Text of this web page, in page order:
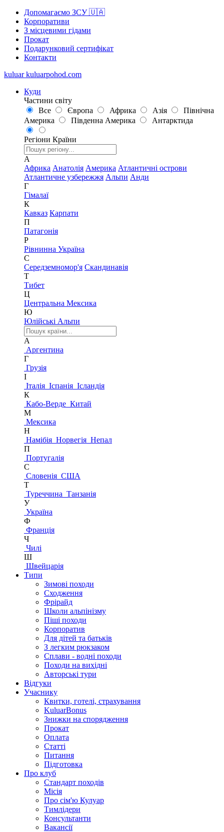
Допомагаємо ЗСУ 🇺🇦
Корпоративи
З місцевими гідами
Прокат
Подарунковий сертифікат
Контакти
kuluar kuluarpohod.com
Куди
Частини світу
Все
Європа Африка Азія
Північна
Америка
Південна Америка Антарктида
Регіони Країни
А
Африка Анатолія Америка Атлантичні острови
Атлантичне узбережжя Альпи Анди
Г
Гімалаї
К
Кавказ Карпати
П
Патагонія
Р
Рівнинна Україна
С
Середземномор'я Скандинавія
Т
Тибет
Ц
Центральна Мексика
Ю
Юлійські Альпи
А
Аргентина
Г
Грузія
І
Італія Іспанія Ісландія
К
Кабо-Верде Китай
М
Мексика
Н
Намібія Норвегія Непал
П
Португалія
С
Словенія США
Т
Туреччина Танзанія
У
Україна
Ф
Франція
Ч
Чилі
Ш
Швейцарія
Типи
Зимові походи
Сходження
Фрірайд
Школи альпінізму
Піші походи
Корпоратив
Для дітей та батьків
З легким рюкзаком
Сплави - водні походи
Походи на вихідні
Авторські тури
Відгуки
Учаснику
Квитки, готелі, страхування
KuluarBonus
Знижки на спорядження
Прокат
Оплата
Статті
Питання
Підготовка
Про клуб
Стандарт походів
Місія
Про сім'ю Кулуар
Тимлідери
Консультанти
Вакансії